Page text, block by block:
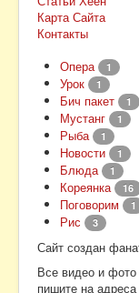
Карта Сайта
Контакты
Опера
1
Урок 1
Бич пакет 1
Мустанг 1
Рыба 1
Новости 1
Блюда 1
Кореянка 16
Поговорим 1
Рис 3
Сайт создан
Все видео и
пишите на